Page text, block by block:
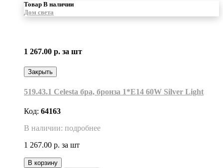
Товар В наличии
Дом света
1 267.00 р. за шт
Закрыть
519.43.1 Celesta бра, бронза 1*Е14 60W Silver Light
Код: 64163
В наличии: подробнее
1 267.00 р. за шт
В корзину